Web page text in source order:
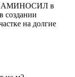
АМИНОСИЛ в
создании
на долгие